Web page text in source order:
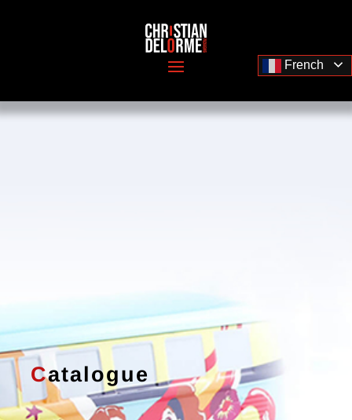
Catalogue
French